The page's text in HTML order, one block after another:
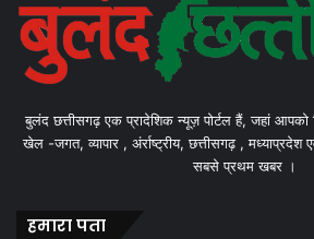
बुलंद छत्तीसगढ़ एक प्रादेशिक न्यूज़ पोर्टल हैं, जहां आपको
खेल -जगत, व्यापार , अंर्राष्ट्रीय, छत्तीसगढ़ , मध्याप्रदेश
सबसे प्रथम खबर ।
हमारा पता